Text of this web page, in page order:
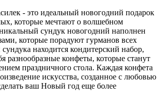
- это идеальный новогодний подарок
которые мечтают о волшебном
сундук новогодний наполнен
которые порадуют гурманов всех
находится кондитерский набор,
разнообразные конфеты, которые станут
праздничного стола. Каждая конфета
искусства, созданное с любовью
ваш Новый год еще более